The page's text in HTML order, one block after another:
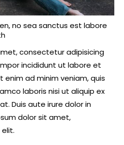
no sea sanctus est labore
consectetur adipisicing
incididunt ut labore et
enim ad minim veniam, quis
laboris nisi ut aliquip ex
Duis aute irure dolor in
dolor sit amet,